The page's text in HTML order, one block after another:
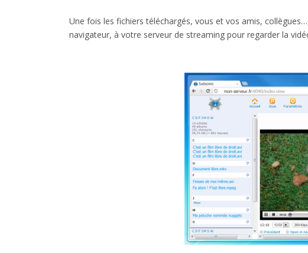
Une fois les fichiers téléchargés, vous et vos amis,
navigateur, à votre serveur de streaming pour regarder la